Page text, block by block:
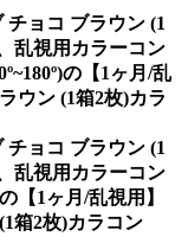
チョコ ブラウン (1
乱視用カラーコン
の【1ヶ月/乱
ウン (1箱2枚)カラ
チョコ ブラウン (1
乱視用カラーコン
【1ヶ月/乱視用】
箱2枚)カラコン